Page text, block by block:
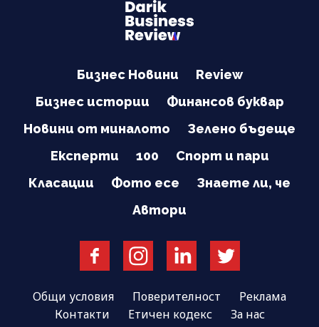
Бизнес Новини
Review
Бизнес истории
Финансов буквар
Новини от миналото
Зелено бъдеще
Експерти
100
Спорт и пари
Класации
Фото есе
Знаете ли, че
Автори
Общи условия Поверителност
Реклама
Контакти
Етичен кодекс За нас